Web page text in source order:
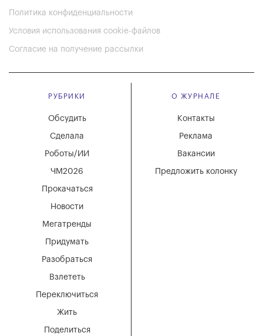
Политика конфиденциальности
Условия использования cookie-файлов
Согласие на получение рассылки
РУБРИКИ
Мегатренды
Придумать
Разобраться
Взлететь
Новости
Переключиться
Жить
Поделиться
Обсудить
Сделала
Роботы/ИИ
ЧМ2026
Прокачаться
О ЖУРНАЛЕ
Вакансии
Реклама
Контакты
Предложить колонку